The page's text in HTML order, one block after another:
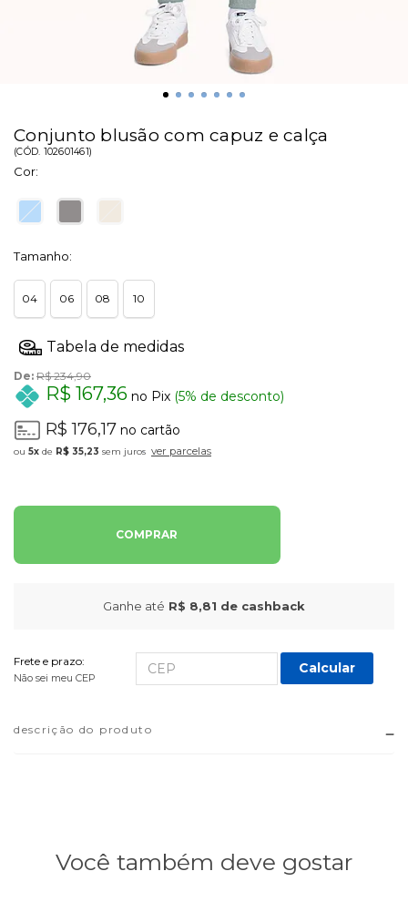
Conjunto blusão com capuz e calça
(CÓD. 102601461)
Cor:
Tamanho:
04 06 08 10
De: R$ 234,90
R$ 167,36 no Pix (5% de desconto)
R$ 176,17 no cartão
5x de R$ 35,23 sem juros ver parcelas
COMPRAR
Ganhe até R$ 8,81 de cashback
Frete e prazo:
Não sei meu CEP
Calcular
descrição do produto
Você também deve gostar